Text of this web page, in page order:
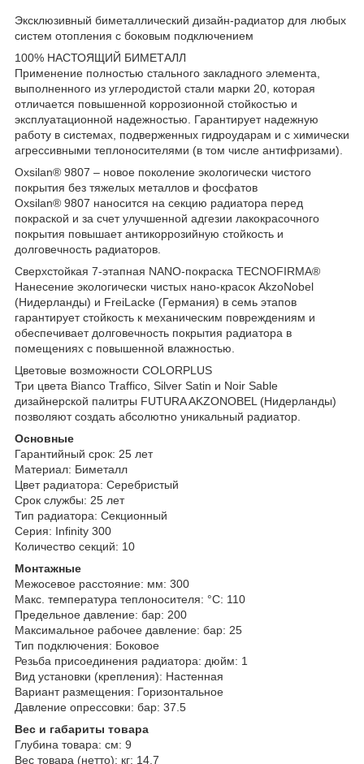
Эксклюзивный биметаллический дизайн-радиатор для любых
систем отопления с боковым подключением
100% НАСТОЯЩИЙ БИМЕТАЛЛ
Применение полностью стального закладного элемента,
выполненного из углеродистой стали марки 20, которая
отличается повышенной коррозионной стойкостью и
эксплуатационной надежностью. Гарантирует надежную
работу в системах, подверженных гидроударам и с химически
агрессивными теплоносителями (в том числе антифризами).
Oxsilan® 9807 – новое поколение экологически чистого
покрытия без тяжелых металлов и фосфатов
Oxsilan® 9807 наносится на секцию радиатора перед
покраской и за счет улучшенной адгезии лакокрасочного
покрытия повышает антикоррозийную стойкость и
долговечность радиаторов.
Сверхстойкая 7-этапная NANO-покраска TECNOFIRMA®
Нанесение экологически чистых нано-красок AkzoNobel
(Нидерланды) и FreiLacke (Германия) в семь этапов
гарантирует стойкость к механическим повреждениям и
обеспечивает долговечность покрытия радиатора в
помещениях с повышенной влажностью.
Цветовые возможности COLORPLUS
Три цвета Bianco Traffico, Silver Satin и Noir Sable
дизайнерской палитры FUTURA AKZONOBEL (Нидерланды)
позволяют создать абсолютно уникальный радиатор.
Основные
Гарантийный срок: 25 лет
Материал: Биметалл
Цвет радиатора: Серебристый
Срок службы: 25 лет
Тип радиатора: Секционный
Серия: Infinity 300
Количество секций: 10
Монтажные
Межосевое расстояние: мм: 300
Макс. температура теплоносителя: °С: 110
Предельное давление: бар: 200
Максимальное рабочее давление: бар: 25
Тип подключения: Боковое
Резьба присоединения радиатора: дюйм: 1
Вид установки (крепления): Настенная
Вариант размещения: Горизонтальное
Давление опрессовки: бар: 37.5
Вес и габариты товара
Глубина товара: см: 9
Вес товара (нетто): кг: 14.7